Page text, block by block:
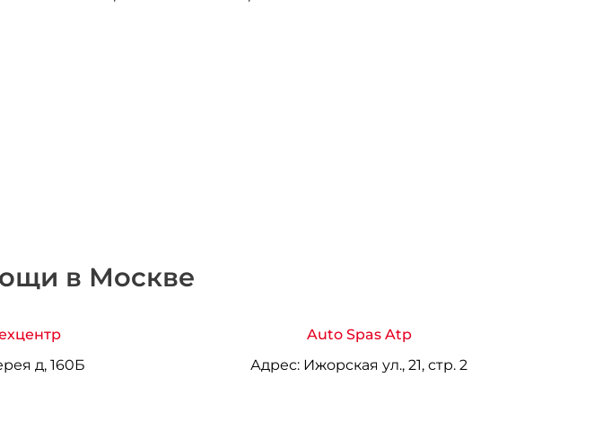
в Москве
д, 160Б
Auto Spas Atp
Адрес: Ижорская ул., 21, стр. 2